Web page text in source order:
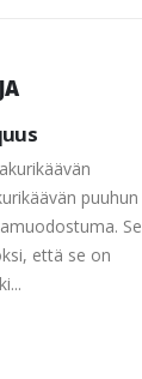
puuhun
Se
että se on